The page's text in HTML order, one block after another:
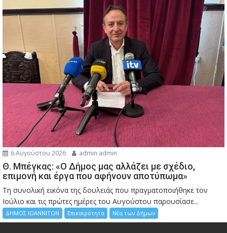
6 Αυγούστου 2026 admin admin
Θ. Μπέγκας: «Ο Δήμος μας αλλάζει με σχέδιο,
επιμονή και έργα που αφήνουν αποτύπωμα»
Τη συνολική εικόνα της δουλειάς που πραγματοποιήθηκε τον
Ιούλιο και τις πρώτες ημέρες του Αυγούστου παρουσίασε...
ΔΗΜΟΣ ΙΩΑΝΝΙΤΩΝ Επικαιρότητα Νέα των Δήμων